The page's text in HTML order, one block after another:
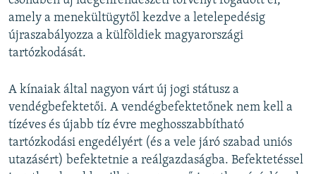
amely a menekültügytől kezdve a letelepedésig
újraszabályozza a külföldiek magyarországi
tartózkodását.
A kínaiak által nagyon várt új jogi státusz a
vendégbefektetői. A vendégbefektetőnek nem kell a
tízéves és újabb tíz évre meghosszabbítható
tartózkodási engedélyért (és a vele járó szabad uniós
utazásért) befektetnie a reálgazdaságba. Befektetéssel